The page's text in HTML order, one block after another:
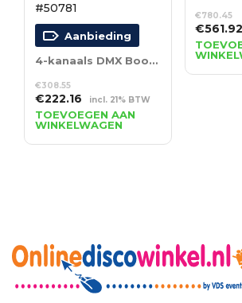
#50781
Aanbieding
4-kanaals DMX Booster 3- en 5-polige XLR
€308.55
Oorspronkelijke
prijs
was:
€308.55.
€222.16Huidige
prijs
is:
€222.16.
incl. 21% BTW
TOEVOEGEN AAN
WINKELWAGEN
€780.45
prijs
was:
€561.92